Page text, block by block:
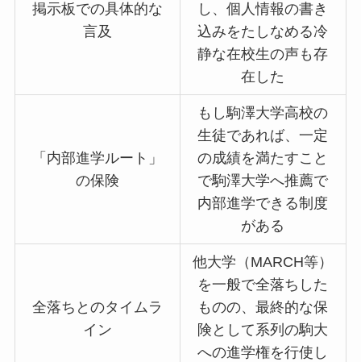
掲示板での具体的な
言及
し、個人情報の書き
込みをたしなめる冷
静な在校生の声も存
在した
「内部進学ルート」
の保険
もし駒澤大学高校の
生徒であれば、一定
の成績を満たすこと
で駒澤大学へ推薦で
内部進学できる制度
がある
全落ちとのタイムラ
イン
他大学（MARCH等）
を一般で全落ちした
ものの、最終的な保
険として系列の駒大
への進学権を行使し